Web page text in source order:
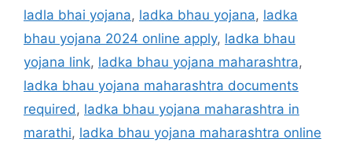
ladla bhai yojana, ladka bhau yojana, ladka
bhau yojana 2024 online apply, ladka bhau
yojana link, ladka bhau yojana maharashtra,
ladka bhau yojana maharashtra documents
required , ladka bhau yojana maharashtra in
marathi, ladka bhau yojana maharashtra online